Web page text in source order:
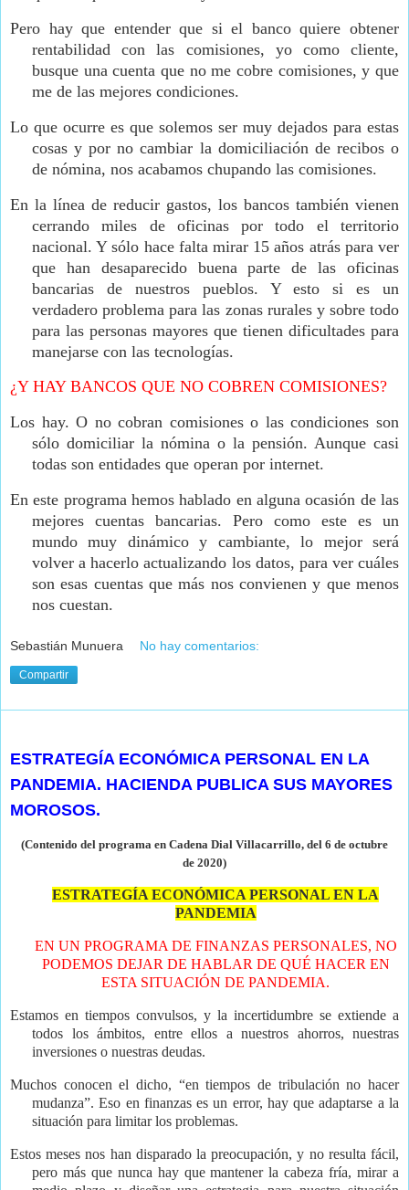
Pero hay que entender que si el banco quiere obtener
rentabilidad con las comisiones, yo como cliente,
busque una cuenta que no me cobre comisiones, y que
me de las mejores condiciones.
Lo que ocurre es que solemos ser muy dejados para estas
cosas y por no cambiar la domiciliación de recibos o
de nómina, nos acabamos chupando las comisiones.
En la línea de reducir gastos, los bancos también vienen
cerrando miles de oficinas por todo el territorio
nacional. Y sólo hace falta mirar 15 años atrás para ver
que han desaparecido buena parte de las oficinas
bancarias de nuestros pueblos. Y esto si es un
verdadero problema para las zonas rurales y sobre todo
para las personas mayores que tienen dificultades para
manejarse con las tecnologías.
¿Y HAY BANCOS QUE NO COBREN COMISIONES?
Los hay. O no cobran comisiones o las condiciones son
sólo domiciliar la nómina o la pensión. Aunque casi
todas son entidades que operan por internet.
En este programa hemos hablado en alguna ocasión de las
mejores cuentas bancarias. Pero como este es un
mundo muy dinámico y cambiante, lo mejor será
volver a hacerlo actualizando los datos, para ver cuáles
son esas cuentas que más nos convienen y que menos
nos cuestan.
Sebastián Munuera No hay comentarios:
Compartir
ESTRATEGÍA ECONÓMICA PERSONAL EN LA
PANDEMIA. HACIENDA PUBLICA SUS MAYORES
MOROSOS.
(Contenido del programa en Cadena Dial Villacarrillo, del 6 de octubre
de 2020)
ESTRATEGÍA ECONÓMICA PERSONAL EN LA
PANDEMIA
EN UN PROGRAMA DE FINANZAS PERSONALES, NO
PODEMOS DEJAR DE HABLAR DE QUÉ HACER EN
ESTA SITUACIÓN DE PANDEMIA.
Estamos en tiempos convulsos, y la incertidumbre se extiende a
todos los ámbitos, entre ellos a nuestros ahorros, nuestras
inversiones o nuestras deudas.
Muchos conocen el dicho, “en tiempos de tribulación no hacer
mudanza”. Eso en finanzas es un error, hay que adaptarse a la
situación para limitar los problemas.
Estos meses nos han disparado la preocupación, y no resulta fácil,
pero más que nunca hay que mantener la cabeza fría, mirar a